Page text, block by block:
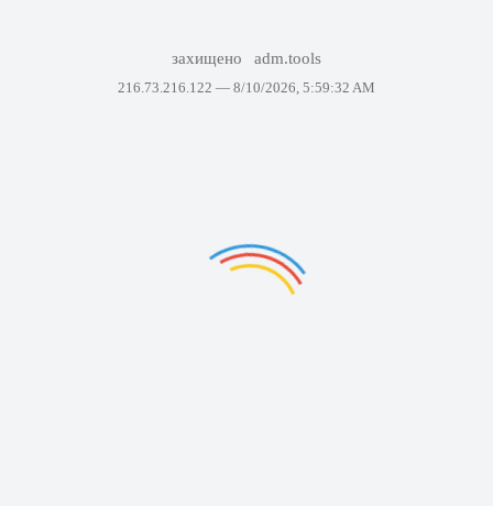
захищено adm.tools
216.73.216.122 — 8/10/2026, 5:59:32 AM